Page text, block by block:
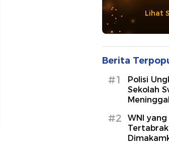
Lihat
Berita
#1
Polisi
Sekolah
Meninggal
#2
WNI